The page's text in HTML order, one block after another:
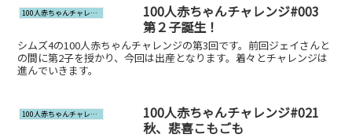
100人赤ちゃんチャレンジ
100人赤ちゃんチャレンジ#003
第２子誕生！
シムズ4の100人赤ちゃんチャレンジの第3回です。前回ジェイさんと
の間に第2子を授かり、今回は出産となります。着々とチャレンジは
進んでいきます。
100人赤ちゃんチャレンジ
100人赤ちゃんチャレンジ#021
秋、悲喜こもごも